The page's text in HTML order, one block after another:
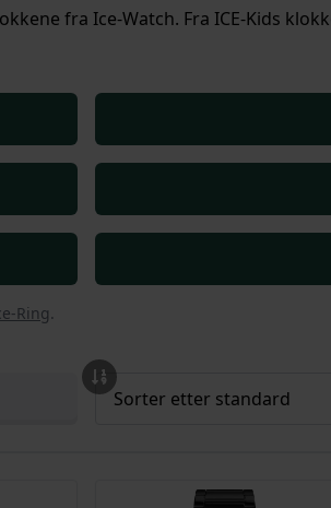
fra Ice-Watch. Fra ICE-Kids
Ring.